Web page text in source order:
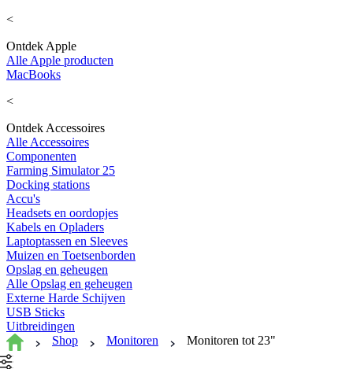
<
Ontdek Apple
Alle Apple producten
MacBooks
<
Ontdek Accessoires
Alle Accessoires
Componenten
Farming Simulator 25
Docking stations
Accu's
Headsets en oordopjes
Kabels en Opladers
Laptoptassen en Sleeves
Muizen en Toetsenborden
Opslag en geheugen
Alle Opslag en geheugen
Externe Harde Schijven
USB Sticks
Uitbreidingen
Shop
Monitoren Monitoren tot 23"